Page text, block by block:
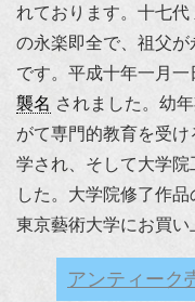
れております。十七
の永楽即全で、祖父
です。平成十年一月
襲名 されました。幼
がて専門的教育を受
学され、そして大学院
した。大学院修了作
東京藝術大学にお買い
アンティーク